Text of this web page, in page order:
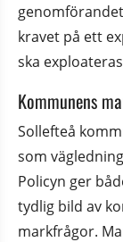
kravet på ett
ska
Kommunens
Sollefteå
som
Policyn ger
tydlig bild av
markfrågor.